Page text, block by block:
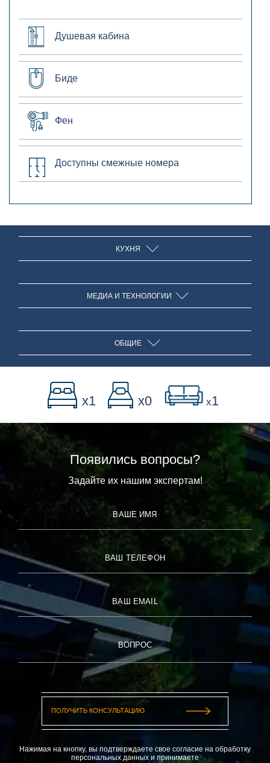
Душевая кабина
Биде
Фен
Доступны смежные номера
КУХНЯ
Духовка
Микроволновая печь
Обеденный стол
Кулер для воды
Бокалы для вина
Высокий стул для ребенка
МЕДИА И ТЕХНОЛОГИИ
Wi-Fi
Телевизор с плоским экраном
Кабельные ТВ каналы
ОБЩИЕ
Терасса
Обеденная зона на улице
x1 x0 x1
Появились вопросы?
Задайте их нашим экспертам!
ВАШЕ ИМЯ
ВАШ ТЕЛЕФОН
ВАШ EMAIL
ВОПРОС
Нажимая на кнопку, вы подтверждаете свое согласие на обработку
персональных данных и принимаете